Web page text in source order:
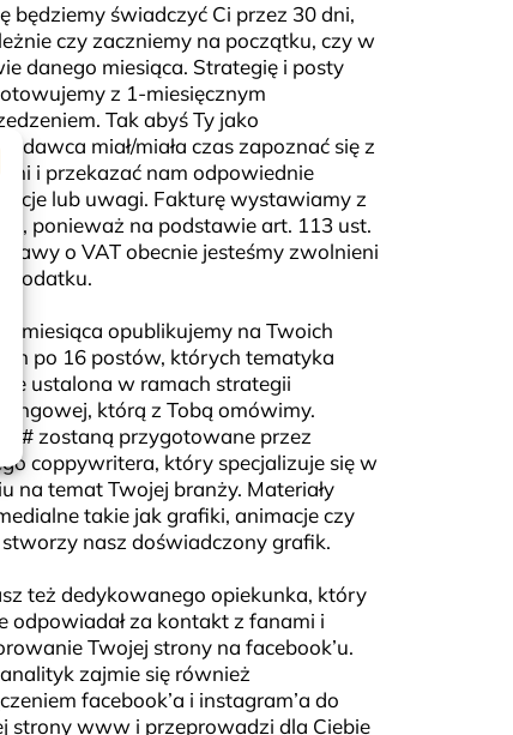
będziemy świadczyć Ci przez 30 dni,
czy zaczniemy na początku, czy w
danego miesiąca. Strategię i posty
z 1-miesięcznym
Tak abyś Ty jako
miał/miała czas zapoznać się z
i przekazać nam odpowiednie
lub uwagi. Fakturę wystawiamy z
0, ponieważ na podstawie art. 113 ust.
o VAT obecnie jesteśmy zwolnieni
podatku.
miesiąca opublikujemy na Twoich
po 16 postów, których tematyka
ustalona w ramach strategii
którą z Tobą omówimy.
i # zostaną przygotowane przez
coppywritera, który specjalizuje się w
na temat Twojej branży. Materiały
takie jak grafiki, animacje czy
nasz doświadczony grafik.
też dedykowanego opiekunka, który
odpowiadał za kontakt z fanami i
Twojej strony na facebook’u.
zajmie się również
facebook’a i instagram’a do
strony www i przeprowadzi dla Ciebie